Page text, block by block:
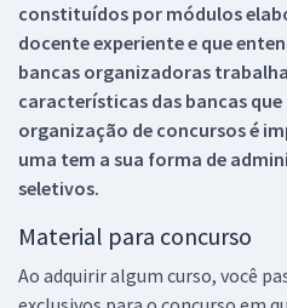
constituídos por módulos
docente experiente e que
bancas organizadoras
características das bancas
organização de concursos é
uma tem a sua forma de
seletivos.
Material para concurso
Ao adquirir algum curso, você